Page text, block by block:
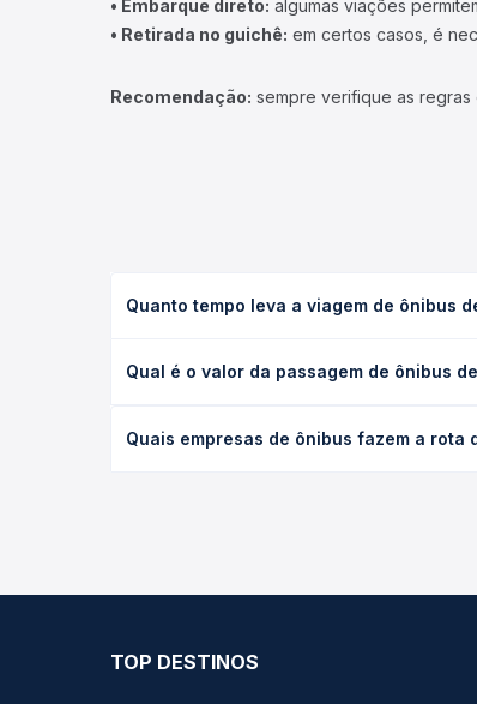
• Embarque direto: algumas viações
• Retirada no guichê: em certos casos, é
Recomendação: sempre verifique as
Quanto tempo leva a viagem de ônibus
(convencional, executivo ou leito) e as
Qual é o valor da passagem de ônibus
tipo de poltrona e a antecedência da
Quais empresas de ônibus fazem a rota
TOP DESTINOS